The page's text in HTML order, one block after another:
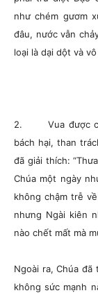
như chém gươm
đâu, nước vẫn
loại là dại dột và
2. Vua được chỉ
bách hại, than
đã giải thích:
Chúa một ngày
không chậm trễ
nhưng Ngài kiên
nào chết mất mà
Ngoài ra, Chúa đã
không sức mạnh